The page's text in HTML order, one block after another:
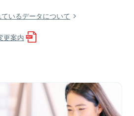
いるデータについて
更案内